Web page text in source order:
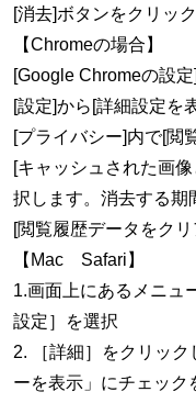
[消去]ボタンをクリック
【Chromeの場合】
[Google Chromeの設
[設定]から[詳細設定を
[プライバシー]内で[閲
[キャッシュされた画
択します。消去する期
[閲覧履歴データをク
【Mac Safari】
1.画面上にあるメニュ
設定］を選択
2. ［詳細］をクリック
ーを表示」にチェック